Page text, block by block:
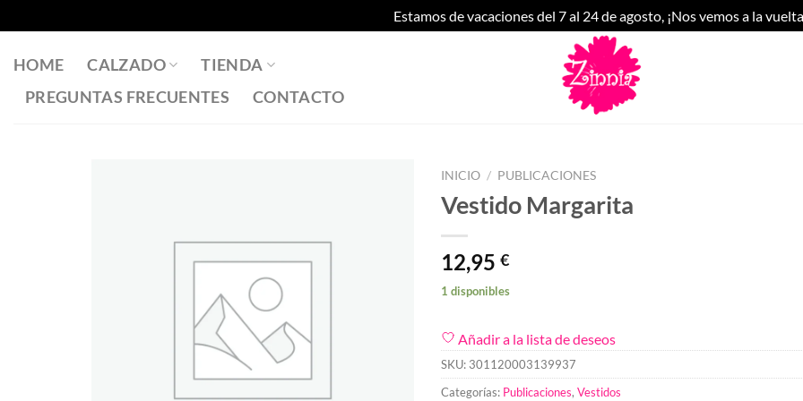
Estamos de vacaciones del 7 al 24 de agosto, ¡Nos vemos a la
HOME CALZADO
TIENDA
PREGUNTAS FRECUENTES
CONTACTO
INICIO / PUBLICACIONES
Vestido Margarita
12,95 €
1 disponibles
Añadir a la lista de deseos
SKU: 301120003139937
Categorías: Publicaciones, Vestidos